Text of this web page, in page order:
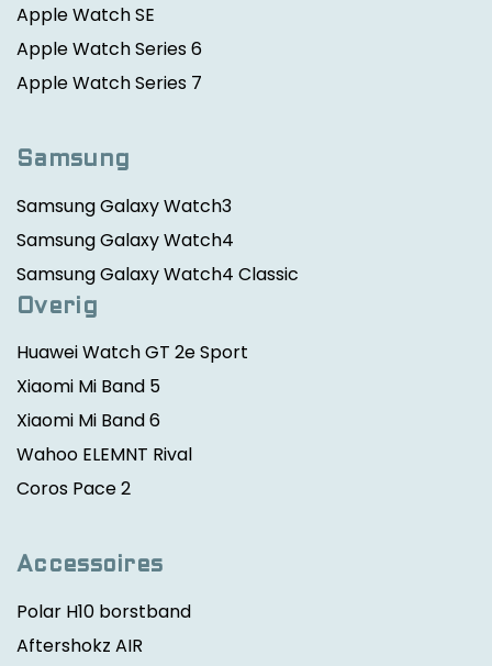
Apple Watch SE
Apple Watch Series 6
Apple Watch Series 7
Samsung
Samsung Galaxy Watch3
Samsung Galaxy Watch4
Samsung Galaxy Watch4 Classic
Overig
Huawei Watch GT 2e Sport
Xiaomi Mi Band 5
Xiaomi Mi Band 6
Wahoo ELEMNT Rival
Coros Pace 2
Accessoires
Polar H10 borstband
Aftershokz AIR